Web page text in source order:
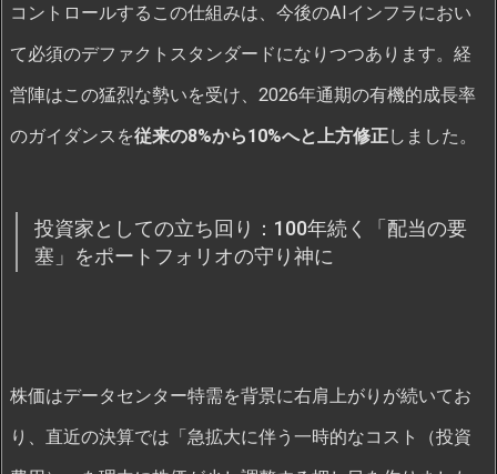
コントロールするこの仕組みは、今後のAIインフラにおい
て必須のデファクトスタンダードになりつつあります。経
営陣はこの猛烈な勢いを受け、2026年通期の有機的成長率
のガイダンスを従来の8%から10%へと上方修正しました。
投資家としての立ち回り：100年続く「配当の要
塞」をポートフォリオの守り神に
株価はデータセンター特需を背景に右肩上がりが続いてお
り、直近の決算では「急拡大に伴う一時的なコスト（投資